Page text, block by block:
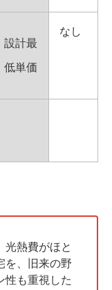
設計最
低単価
なし
光熱費がほと
を、旧来の野
性も重視した